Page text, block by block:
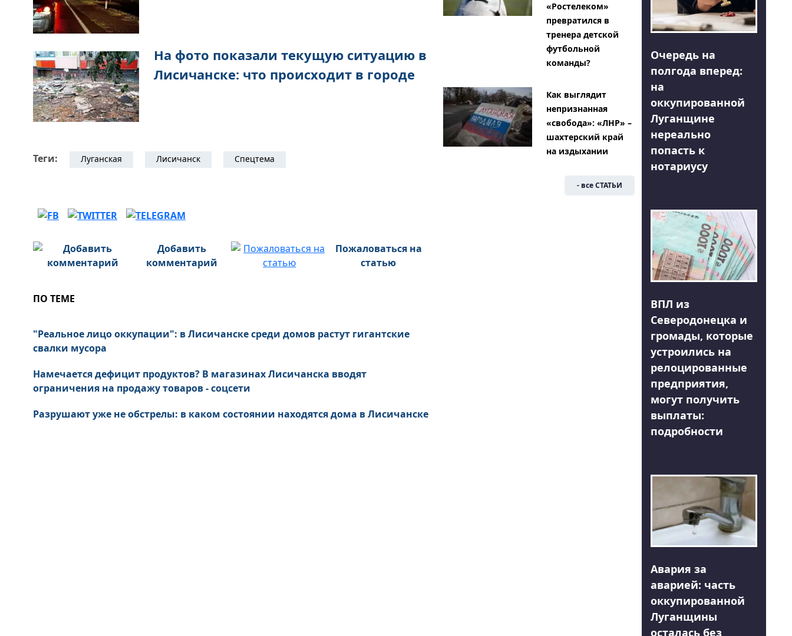
На фото показали текущую ситуацию в
Лисичанске: что происходит в городе
Теги: Луганская Лисичанск Спецтема
Добавить
комментарий
Пожаловаться на
статью
ПО ТЕМЕ
"Реальное лицо оккупации": в Лисичанске среди домов растут гигантские
свалки мусора
Намечается дефицит продуктов? В магазинах Лисичанска вводят
ограничения на продажу товаров - соцсети
Разрушают уже не обстрелы: в каком состоянии находятся дома в Лисичанске
«Ростелеком»
превратился в
тренера детской
футбольной
команды?
Как выглядит
непризнанная
«свобода»: «ЛНР» –
шахтерский край
на издыхании
- все СТАТЬИ
Очередь на
полгода вперед:
на
оккупированной
Луганщине
нереально
попасть к
нотариусу
ВПЛ из
Северодонецка и
громады, которые
устроились на
релоцированные
предприятия,
могут получить
выплаты:
подробности
Авария за
аварией: часть
оккупированной
Луганщины
осталась без